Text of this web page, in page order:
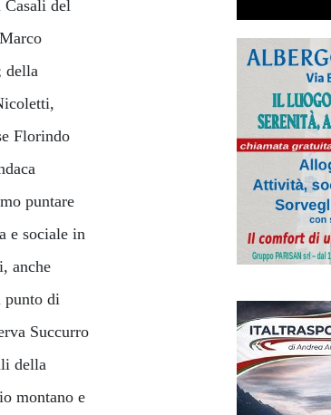
Casali del
della
Florindo
puntare
e sociale in
anche
punto di
Succurro
della
montano e